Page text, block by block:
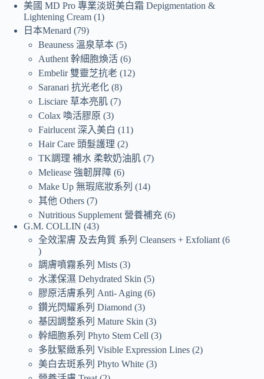
美國 MD Pro 專業淡斑美白霜 Depigmentation &
Lightening Cream 1
日本Menard
79
Beauness 溫泉草本 5
Authent 幹細胞煥活 6
Embelir 雙靈芝抗老 12
Saranari 抗光老化 8
Lisciare 草本亮肌 7
Colax 喚活膠原 3
Fairlucent 深入美白
11
Hair Care 頭髮護理
2
TK調理 補水 柔軟奶油肌 7
Meliease 強韌屏障 6
Make Up 無瑕底妝系列
14
其他 Others 7
Nutritious Supplement 營養補充 6
G.M. COLLIN 43
全效潔膚 及去角質 系列 Cleansers + Exfoliant 6
調膚噴霧系列 Mists 3
水漾保濕 Dehydrated Skin
5
膠原活膚系列 Anti- Aging 6
鑽光閃耀系列 Diamond 3
基因調整系列 Mature Skin 3
幹細胞系列 Phyto Stem Cell 3
多肽緊緻系列 Visible Expression Lines 2
美白去斑系列 Phyto White 3